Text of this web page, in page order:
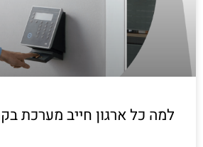
למה כל ארגון חייב מערכת